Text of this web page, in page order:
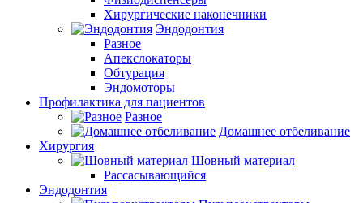
Хирургические наконечники
Эндодонтия
Разное
Апекслокаторы
Обтурация
Эндомоторы
Профилактика для пациентов
Разное
Домашнее отбеливание
Хирургия
Шовный материал
Рассасывающийся
Эндодонтия